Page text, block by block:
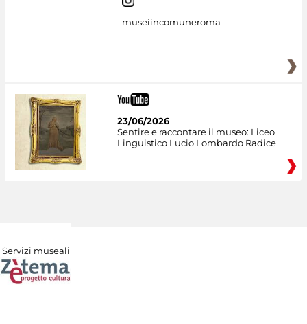
museiincomuneroma
23/06/2026
Sentire e raccontare il museo: Liceo
Linguistico Lucio Lombardo Radice
Servizi museali